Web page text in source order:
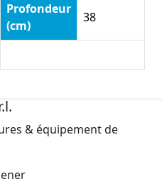
Profondeur
(cm)
38
& équipement de